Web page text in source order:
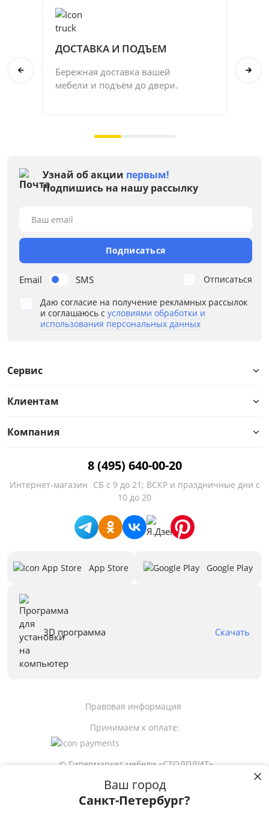
Пользуясь сайтом stolplit.ru, Вы подтверждаете использование cookie-
Ваш город
Санкт-Петербург?
ДОСТАВКА И ПОДЪЕМ
Бережная доставка вашей
мебели и подъём до двери.
Узнай об акции первым!
Подпишись на нашу рассылку
Email SMS
Ваш email
Подписаться
Даю согласие на получение рекламных рассылок
и соглашаюсь с условиями обработки и
использования персональных данных
Отписаться
Сервис
Клиентам
Компания
8 (495) 640-00-20
Интернет-магазин СБ с 9 до 21; ВСКР и праздничные дни с
10 до 20
App Store Google Play
3D программа Скачать
© Гипермаркет мебели «СТОЛПЛИТ»
Принимаем к оплате:
Правовая информация